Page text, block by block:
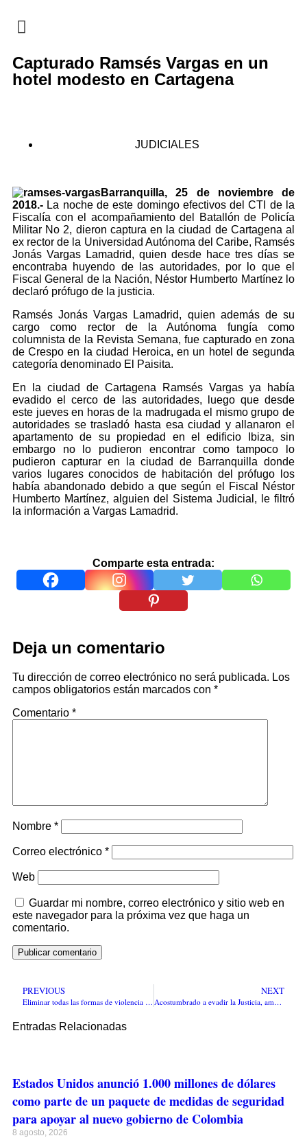
Capturado Ramsés Vargas en un
hotel modesto en Cartagena
JUDICIALES
Barranquilla, 25 de noviembre de
2018.- La noche de este domingo efectivos del CTI de la
Fiscalía con el acompañamiento del Batallón de Policía
Militar No 2, dieron captura en la ciudad de Cartagena al
ex rector de la Universidad Autónoma del Caribe, Ramsés
Jonás Vargas Lamadrid, quien desde hace tres días se
encontraba huyendo de las autoridades, por lo que el
Fiscal General de la Nación, Néstor Humberto Martínez lo
declaró prófugo de la justicia.
Ramsés Jonás Vargas Lamadrid, quien además de su
cargo como rector de la Autónoma fungía como
columnista de la Revista Semana, fue capturado en zona
de Crespo en la ciudad Heroica, en un hotel de segunda
categoría denominado El Paisita.
En la ciudad de Cartagena Ramsés Vargas ya había
evadido el cerco de las autoridades, luego que desde
este jueves en horas de la madrugada el mismo grupo de
autoridades se trasladó hasta esa ciudad y allanaron el
apartamento de su propiedad en el edificio Ibiza, sin
embargo no lo pudieron encontrar como tampoco lo
pudieron capturar en la ciudad de Barranquilla donde
varios lugares conocidos de habitación del prófugo los
había abandonado debido a que según el Fiscal Néstor
Humberto Martínez, alguien del Sistema Judicial, le filtró
la información a Vargas Lamadrid.
Comparte esta entrada:
Deja un comentario
Tu dirección de correo electrónico no será publicada. Los
campos obligatorios están marcados con *
Comentario *
Nombre *
Correo electrónico *
Web
Guardar mi nombre, correo electrónico y sitio web en
este navegador para la próxima vez que haga un
comentario.
PREVIOUS
Eliminar todas las formas de violencia contra la mujer, pide la Vicepresidenta Martha Lucía Ramírez
NEXT
Acostumbrado a evadir la Justicia, amaneció este lunes el capturado ex rector de la Autónoma y ex columnista de la Revista Semana, Ramsés Vargas en la URI de la Fiscalía en Barranquilla
Entradas Relacionadas
Estados Unidos anunció 1.000 millones de dólares
como parte de un paquete de medidas de seguridad
para apoyar al nuevo gobierno de Colombia
8 agosto, 2026